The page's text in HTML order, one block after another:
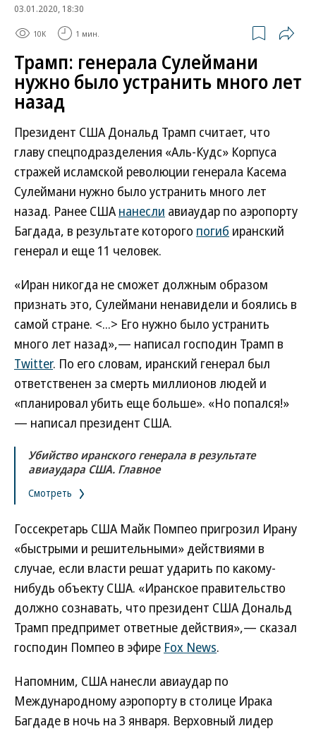
03.01.2020, 18:30
10K 1 мин.
Трамп: генерала Сулеймани
нужно было устранить много лет
назад
Президент США Дональд Трамп считает, что
главу спецподразделения «Аль-Кудс» Корпуса
стражей исламской революции генерала Касема
Сулеймани нужно было устранить много лет
назад. Ранее США нанесли авиаудар по аэропорту
Багдада, в результате которого погиб иранский
генерал и еще 11 человек.
«Иран никогда не сможет должным образом
признать это, Сулеймани ненавидели и боялись в
самой стране. <...> Его нужно было устранить
много лет назад»,— написал господин Трамп в
Twitter. По его словам, иранский генерал был
ответственен за смерть миллионов людей и
«планировал убить еще больше». «Но попался!»
— написал президент США.
Убийство иранского генерала в результате
авиаудара США. Главное
Смотреть
Госсекретарь США Майк Помпео пригрозил Ирану
«быстрыми и решительными» действиями в
случае, если власти решат ударить по какому-
нибудь объекту США. «Иранское правительство
должно сознавать, что президент США Дональд
Трамп предпримет ответные действия»,— сказал
господин Помпео в эфире Fox News.
Напомним, США нанесли авиаудар по
Международному аэропорту в столице Ирака
Багдаде в ночь на 3 января. Верховный лидер